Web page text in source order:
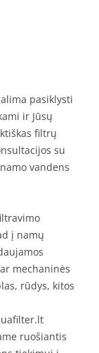
pasiklysti
ir Jūsų
filtrų
su
vandens
į namų
mechaninės
rūdys, kitos
ruošiantis